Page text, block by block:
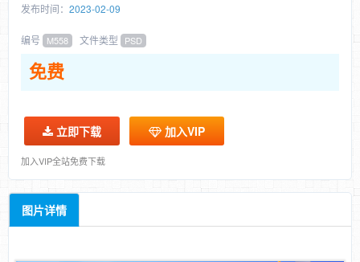
发布时间： 2023-02-09
编号 M558 文件类型 PSD
免费
立即下载 加入VIP
加入VIP全站免费下载
图片详情